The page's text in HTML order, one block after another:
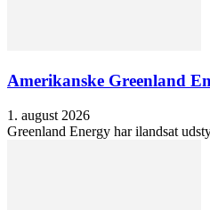
Amerikanske Greenland
1. august 2026
Greenland Energy har ilandsat